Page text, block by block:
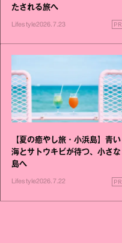
たされる旅へ
Lifestyle2026.7.23 PR
【夏の癒やし旅・小浜島】青い
海とサトウキビが待つ、小さな
島へ
Lifestyle2026.7.22 PR